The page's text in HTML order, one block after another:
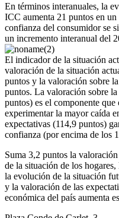
En términos interanuales, la
ICC aumenta 21 puntos en
confianza del consumidor se
un incremento interanual del
El indicador de la situación
valoración de la situación
puntos y la valoración sobre
puntos. La valoración sobre
puntos) es el componente
experimentar la mayor caída
expectativas (114,9 puntos)
confianza (por encima de los
Suma 3,2 puntos la
de la situación de los
la evolución de la situación
y la valoración de las
económica del país aumenta